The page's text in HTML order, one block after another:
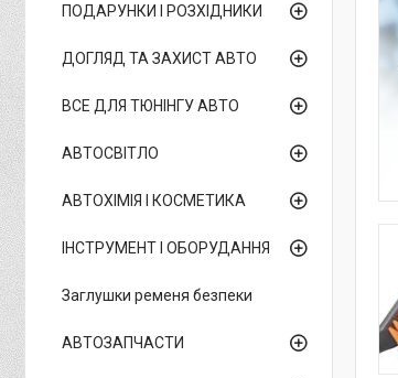
ПОДАРУНКИ І РОЗХІДНИКИ
ДОГЛЯД ТА ЗАХИСТ АВТО
ВСЕ ДЛЯ ТЮНІНГУ АВТО
АВТОСВІТЛО
АВТОХІМІЯ І КОСМЕТИКА
ІНСТРУМЕНТ І ОБОРУДАННЯ
Заглушки ременя безпеки
АВТОЗАПЧАСТИ